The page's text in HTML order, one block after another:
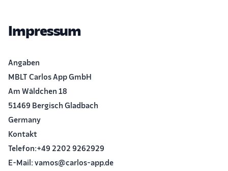
Impressum
Angaben
MBLT Carlos App GmbH
Am Wäldchen 18
51469 Bergisch Gladbach
Germany
Kontakt
Telefon:+49 2202 9262929
E-Mail: vamos@carlos-app.de